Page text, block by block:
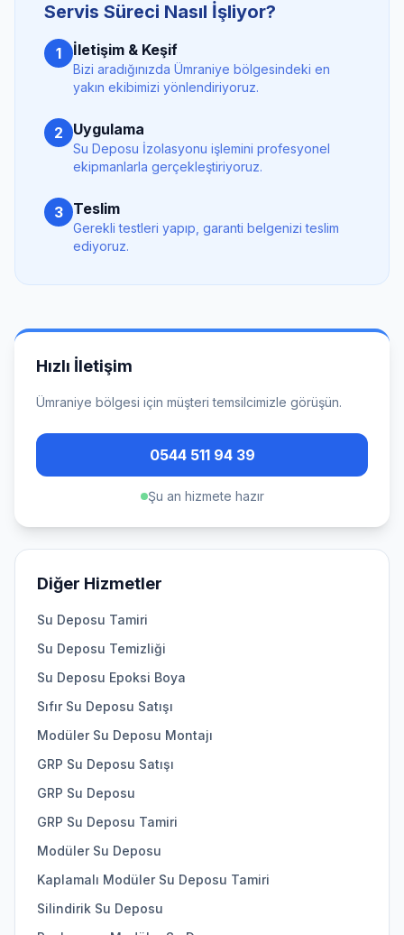
Servis Süreci Nasıl İşliyor?
1 İletişim & Keşif
Bizi aradığınızda Ümraniye bölgesindeki en
yakın ekibimizi yönlendiriyoruz.
2 Uygulama
Su Deposu İzolasyonu işlemini profesyonel
ekipmanlarla gerçekleştiriyoruz.
3 Teslim
Gerekli testleri yapıp, garanti belgenizi teslim
ediyoruz.
Hızlı İletişim
Ümraniye bölgesi için müşteri temsilcimizle görüşün.
0544 511 94 39
Şu an hizmete hazır
Diğer Hizmetler
Su Deposu Tamiri
Su Deposu Temizliği
Su Deposu Epoksi Boya
Sıfır Su Deposu Satışı
Modüler Su Deposu Montajı
GRP Su Deposu Satışı
GRP Su Deposu
GRP Su Deposu Tamiri
Modüler Su Deposu
Kaplamalı Modüler Su Deposu Tamiri
Silindirik Su Deposu